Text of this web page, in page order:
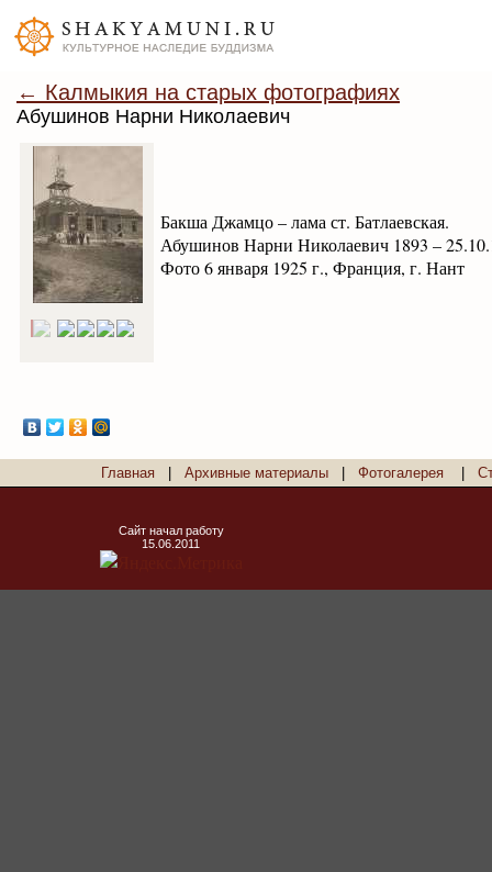
← Калмыкия на старых фотографиях
Абушинов Нарни Николаевич
Бакша Джамцо – лама ст. Батлаевская.
Абушинов Нарни Николаевич 1893 –
Фото 6 января 1925 г., Франция, г. Нант
Главная Архивные материалы Фотогалерея
Сайт начал работу
15.06.2011